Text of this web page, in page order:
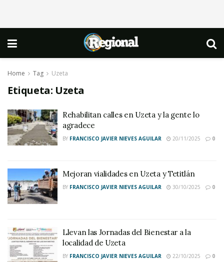
Home Tag Uzeta
Etiqueta: Uzeta
Rehabilitan calles en Uzeta y la gente lo
agradece
BY FRANCISCO JAVIER NIEVES AGUILAR 20/11/2025 0
Mejoran vialidades en Uzeta y Tetitlán
BY FRANCISCO JAVIER NIEVES AGUILAR 30/10/2025 0
Llevan las Jornadas del Bienestar a la
localidad de Uzeta
BY FRANCISCO JAVIER NIEVES AGUILAR 22/10/2025 0